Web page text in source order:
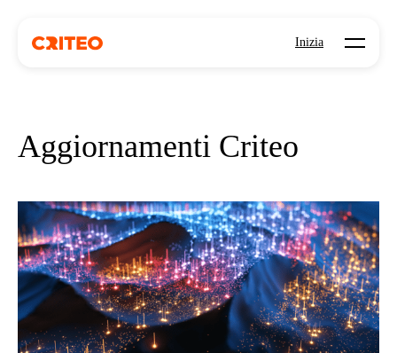
Inizia Open
Aggiornamenti Criteo